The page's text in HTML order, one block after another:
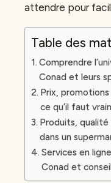
attendre pour
Table des
Comprendre
Conad et leurs
Prix,
ce qu’il faut
Produits,
dans un
Services en
Conad et